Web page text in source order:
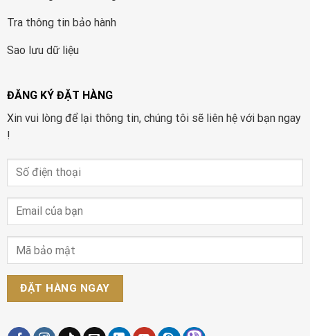
Tra thông tin bảo hành
Sao lưu dữ liệu
ĐĂNG KÝ ĐẶT HÀNG
Xin vui lòng để lại thông tin, chúng tôi sẽ liên hệ với bạn ngay
!